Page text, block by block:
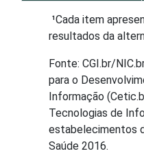
¹Cada item
resultados da
Fonte: CGI.br/
para o
Informação
Tecnologias de
estabelecimentos
Saúde 2016.